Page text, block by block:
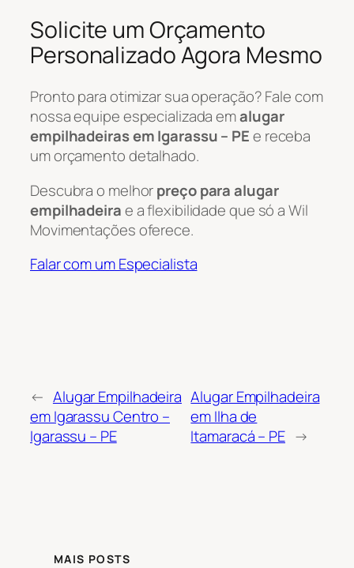
Solicite um Orçamento
Personalizado Agora Mesmo
Pronto para otimizar sua operação? Fale com
nossa equipe especializada emalugar
empilhadeiras em Igarassu – PEe receba
um orçamento detalhado.
Descubra o melhorpreço para alugar
empilhadeirae a flexibilidade que só a Wil
Movimentações oferece.
Falar com um Especialista
← Alugar Empilhadeira
em Igarassu Centro –
Igarassu – PE
Alugar Empilhadeira
em Ilha de
Itamaracá – PE →
MAIS POSTS